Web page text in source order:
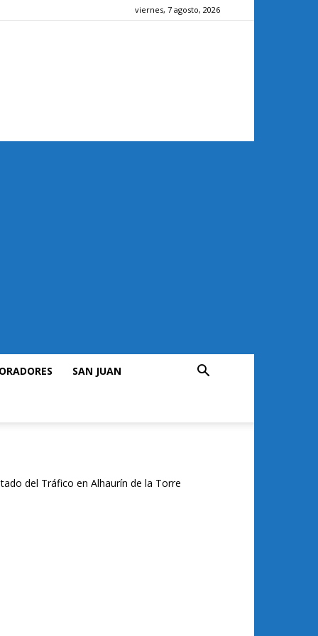
viernes, 7 agosto, 2026
SAN JUAN
del Tráfico en Alhaurín de la Torre